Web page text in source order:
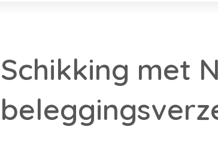
Schikking met